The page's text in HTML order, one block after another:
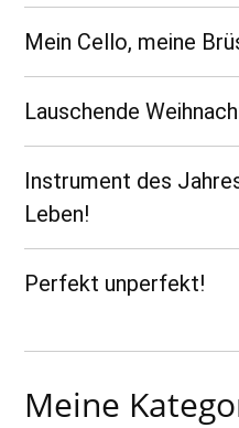
Mein Cello, meine
Lauschende
Instrument des
Leben!
Perfekt unperfekt!
Meine